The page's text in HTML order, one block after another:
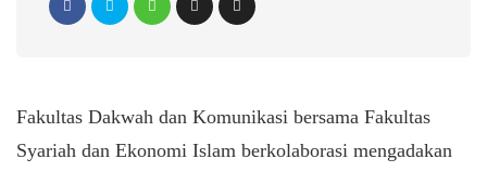
Fakultas Dakwah dan Komunikasi bersama Fakultas
Syariah dan Ekonomi Islam berkolaborasi mengadakan